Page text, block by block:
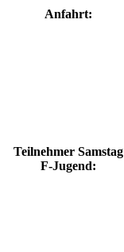
Anfahrt:
Teilnehmer Samstag
F-Jugend: